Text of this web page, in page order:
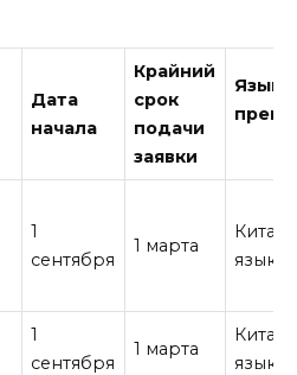
Дата
начала
Крайний
срок
подачи
заявки
Язык
1
сентября
1 марта
язык
1
сентября
1 марта
язык